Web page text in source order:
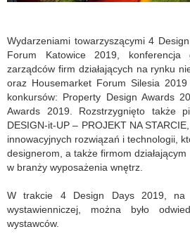
Wydarzeniami towarzyszącymi 4
Forum Katowice 2019, konferencja
zarządców firm działających na rynku
oraz Housemarket Forum Silesia
konkursów: Property Design Awards
Awards 2019. Rozstrzygnięto także
DESIGN-it-UP – PROJEKT NA
innowacyjnych rozwiązań i technologii,
designerom, a także firmom działającym
w branży wyposażenia wnętrz.
W trakcie 4 Design Days 2019, na
wystawienniczej, można było
wystawców.